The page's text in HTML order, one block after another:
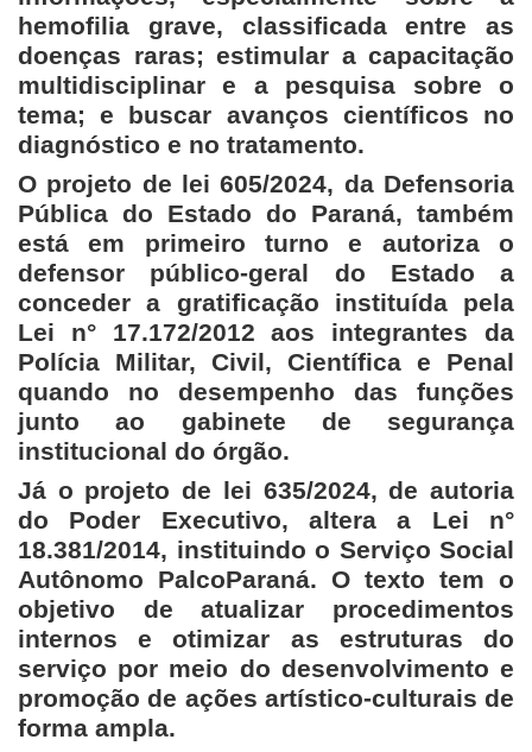
hemofilia grave, classificada entre as
doenças raras; estimular a capacitação
multidisciplinar e a pesquisa sobre o
tema; e buscar avanços científicos no
diagnóstico e no tratamento.
O projeto de lei 605/2024, da Defensoria
Pública do Estado do Paraná, também
está em primeiro turno e autoriza o
defensor público-geral do Estado a
conceder a gratificação instituída pela
Lei n° 17.172/2012 aos integrantes da
Polícia Militar, Civil, Científica e Penal
quando no desempenho das funções
junto ao gabinete de segurança
institucional do órgão.
Já o projeto de lei 635/2024, de autoria
do Poder Executivo, altera a Lei n°
18.381/2014, instituindo o Serviço Social
Autônomo PalcoParaná. O texto tem o
objetivo de atualizar procedimentos
internos e otimizar as estruturas do
serviço por meio do desenvolvimento e
promoção de ações artístico-culturais de
forma ampla.